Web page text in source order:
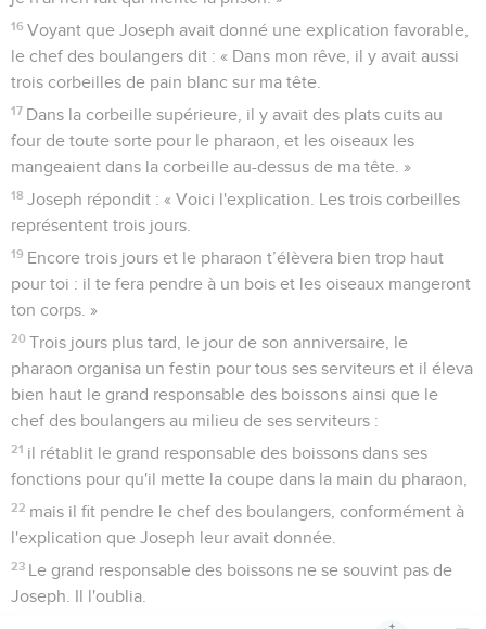
16 Voyant que Joseph avait donné une explication favorable,
le chef des boulangers dit : « Dans mon rêve, il y avait aussi
trois corbeilles de pain blanc sur ma tête.
17 Dans la corbeille supérieure, il y avait des plats cuits au
four de toute sorte pour le pharaon, et les oiseaux les
mangeaient dans la corbeille au-dessus de ma tête. »
18 Joseph répondit : « Voici l'explication. Les trois corbeilles
représentent trois jours.
19 Encore trois jours et le pharaon t’élèvera bien trop haut
pour toi : il te fera pendre à un bois et les oiseaux mangeront
ton corps. »
20 Trois jours plus tard, le jour de son anniversaire, le
pharaon organisa un festin pour tous ses serviteurs et il éleva
bien haut le grand responsable des boissons ainsi que le
chef des boulangers au milieu de ses serviteurs :
21 il rétablit le grand responsable des boissons dans ses
fonctions pour qu'il mette la coupe dans la main du pharaon,
22 mais il fit pendre le chef des boulangers, conformément à
l'explication que Joseph leur avait donnée.
23 Le grand responsable des boissons ne se souvint pas de
Joseph. Il l'oublia.